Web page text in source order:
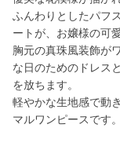
ふんわりとしたパフ
ートが、お嬢様の可
胸元の真珠風装飾が
な日のためのドレス
を放ちます。
軽やかな生地感で動
マルワンピースです。